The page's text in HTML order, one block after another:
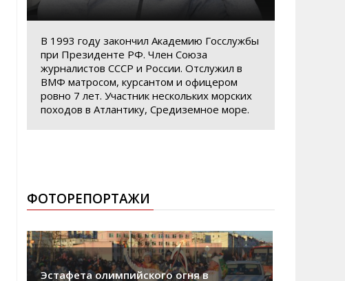
В 1993 году закончил Академию Госслужбы
при Президенте РФ. Член Союза
журналистов СССР и России. Отслужил в
ВМФ матросом, курсантом и офицером
ровно 7 лет. Участник нескольких морских
походов в Атлантику, Средиземное море.
ФОТОРЕПОРТАЖИ
Эстафета олимпийского огня в